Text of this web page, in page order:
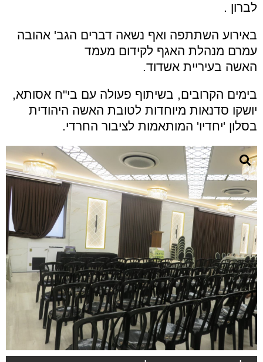
לברון .
באירוע השתתפה ואף נשאה דברים הגב' אהובה
עמרם מנהלת האגף לקידום מעמד
האשה בעיריית אשדוד.
בימים הקרובים, בשיתוף פעולה עם בי"ח אסותא,
יושקו סדנאות מיוחדות לטובת האשה היהודית
בסלון 'יחדיו' המותאמות לציבור החרדי.